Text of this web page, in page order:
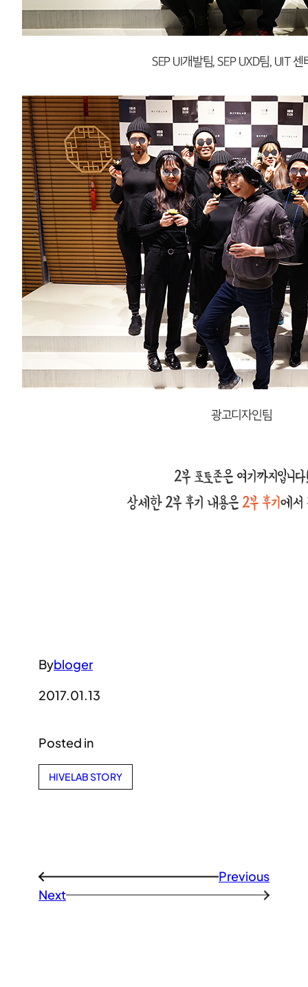
Bybloger
2017.01.13
Posted in
HIVELAB STORY
←
Previous
Next
→